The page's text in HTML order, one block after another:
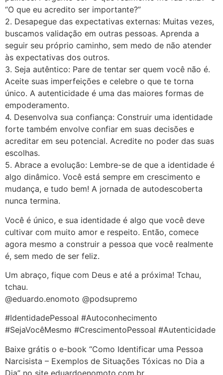
“O que eu acredito ser importante?”
2. Desapegue das expectativas externas: Muitas vezes,
buscamos validação em outras pessoas. Aprenda a
seguir seu próprio caminho, sem medo de não atender
às expectativas dos outros.
3. Seja autêntico: Pare de tentar ser quem você não é.
Aceite suas imperfeições e celebre o que te torna
único. A autenticidade é uma das maiores formas de
empoderamento.
4. Desenvolva sua confiança: Construir uma identidade
forte também envolve confiar em suas decisões e
acreditar em seu potencial. Acredite no poder das suas
escolhas.
5. Abrace a evolução: Lembre-se de que a identidade é
algo dinâmico. Você está sempre em crescimento e
mudança, e tudo bem! A jornada de autodescoberta
nunca termina.
Você é único, e sua identidade é algo que você deve
cultivar com muito amor e respeito. Então, comece
agora mesmo a construir a pessoa que você realmente
é, sem medo de ser feliz.
Um abraço, fique com Deus e até a próxima! Tchau,
tchau.
@eduardo.enomoto @podsupremo
#IdentidadePessoal #Autoconhecimento
#SejaVocêMesmo #CrescimentoPessoal #Autenticidade
Baixe grátis o e-book “Como Identificar uma Pessoa
Narcisista – Exemplos de Situações Tóxicas no Dia a
Dia” no site eduardoenomoto.com.br